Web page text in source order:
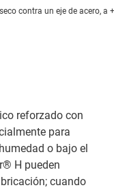
contra un eje de acero, a
reforzado con
para
o bajo el
H pueden
cuando